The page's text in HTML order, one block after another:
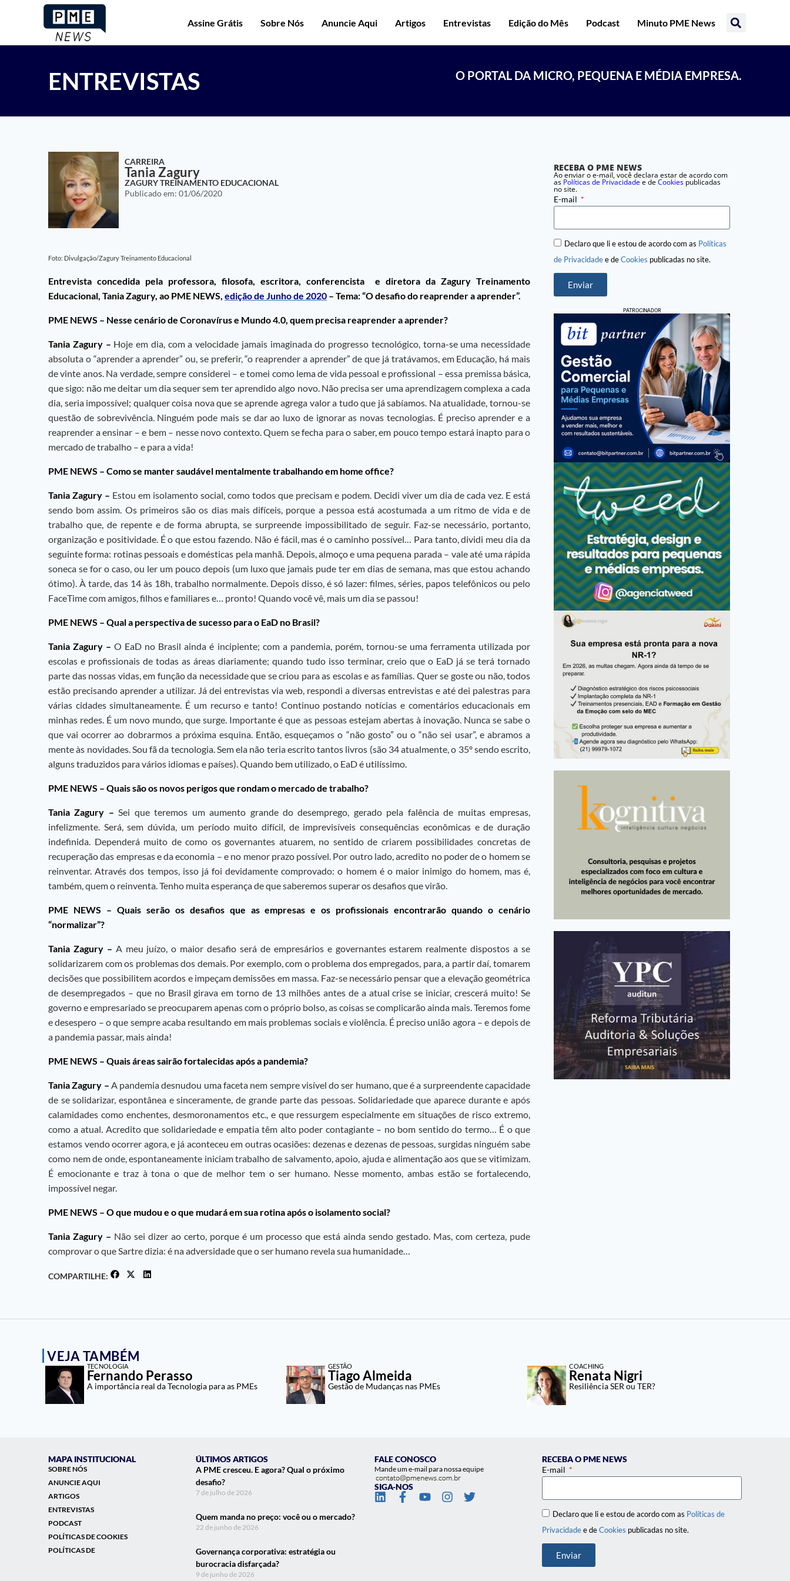
Assine Grátis Sobre Nós Anuncie Aqui Artigos Entrevistas Edição do Mês Podcast Minuto PME News
ENTREVISTAS O PORTAL DA MICRO, PEQUENA E MÉDIA EMPRESA.
CARREIRA
Tania Zagury
ZAGURY TREINAMENTO EDUCACIONAL
Publicado em: 01/06/2020
Foto: Divulgação/Zagury Treinamento Educacional
Entrevista concedida pela professora, filosofa, escritora, conferencista e diretora da Zagury Treinamento
Educacional, Tania Zagury, ao PME NEWS, edição de Junho de 2020 – Tema: “O desafio do reaprender a aprender”.
PME NEWS – Nesse cenário de Coronavírus e Mundo 4.0, quem precisa reaprender a aprender?
Tania Zagury – Hoje em dia, com a velocidade jamais imaginada do progresso tecnológico, torna-se uma necessidade
absoluta o “aprender a aprender” ou, se preferir, “o reaprender a aprender” de que já tratávamos, em Educação, há mais
de vinte anos. Na verdade, sempre considerei – e tomei como lema de vida pessoal e profissional – essa premissa básica,
que sigo: não me deitar um dia sequer sem ter aprendido algo novo. Não precisa ser uma aprendizagem complexa a cada
dia, seria impossível; qualquer coisa nova que se aprende agrega valor a tudo que já sabíamos. Na atualidade, tornou-se
questão de sobrevivência. Ninguém pode mais se dar ao luxo de ignorar as novas tecnologias. É preciso aprender e a
reaprender a ensinar – e bem – nesse novo contexto. Quem se fecha para o saber, em pouco tempo estará inapto para o
mercado de trabalho – e para a vida!
PME NEWS – Como se manter saudável mentalmente trabalhando em home office?
Tania Zagury – Estou em isolamento social, como todos que precisam e podem. Decidi viver um dia de cada vez. E está
sendo bom assim. Os primeiros são os dias mais difíceis, porque a pessoa está acostumada a um ritmo de vida e de
trabalho que, de repente e de forma abrupta, se surpreende impossibilitado de seguir. Faz-se necessário, portanto,
organização e positividade. É o que estou fazendo. Não é fácil, mas é o caminho possível… Para tanto, dividi meu dia da
seguinte forma: rotinas pessoais e domésticas pela manhã. Depois, almoço e uma pequena parada – vale até uma rápida
soneca se for o caso, ou ler um pouco depois (um luxo que jamais pude ter em dias de semana, mas que estou achando
ótimo). À tarde, das 14 às 18h, trabalho normalmente. Depois disso, é só lazer: filmes, séries, papos telefônicos ou pelo
FaceTime com amigos, filhos e familiares e… pronto! Quando você vê, mais um dia se passou!
PME NEWS – Qual a perspectiva de sucesso para o EaD no Brasil?
Tania Zagury –O EaD no Brasil ainda é incipiente; com a pandemia, porém, tornou-se uma ferramenta utilizada por
escolas e profissionais de todas as áreas diariamente; quando tudo isso terminar, creio que o EaD já se terá tornado
parte das nossas vidas, em função da necessidade que se criou para as escolas e as famílias. Quer se goste ou não, todos
estão precisando aprender a utilizar. Já dei entrevistas via web, respondi a diversas entrevistas e até dei palestras para
várias cidades simultaneamente. É um recurso e tanto! Continuo postando notícias e comentários educacionais em
minhas redes. É um novo mundo, que surge. Importante é que as pessoas estejam abertas à inovação. Nunca se sabe o
que vai ocorrer ao dobrarmos a próxima esquina. Então, esqueçamos o “não gosto” ou o “não sei usar”, e abramos a
mente às novidades. Sou fã da tecnologia. Sem ela não teria escrito tantos livros (são 34 atualmente, o 35º sendo escrito,
alguns traduzidos para vários idiomas e países). Quando bem utilizado, o EaD é utilíssimo.
PME NEWS – Quais são os novos perigos que rondam o mercado de trabalho?
Tania Zagury –Sei que teremos um aumento grande do desemprego, gerado pela falência de muitas empresas,
infelizmente. Será, sem dúvida, um período muito difícil, de imprevisíveis consequências econômicas e de duração
indefinida. Dependerá muito de como os governantes atuarem, no sentido de criarem possibilidades concretas de
recuperação das empresas e da economia – e no menor prazo possível. Por outro lado, acredito no poder de o homem se
reinventar. Através dos tempos, isso já foi devidamente comprovado: o homem é o maior inimigo do homem, mas é,
também, quem o reinventa. Tenho muita esperança de que saberemos superar os desafios que virão.
PME NEWS – Quais serão os desafios que as empresas e os profissionais encontrarão quando o cenário
“normalizar”?
Tania Zagury – A meu juízo, o maior desafio será de empresários e governantes estarem realmente dispostos a se
solidarizarem com os problemas dos demais. Por exemplo, com o problema dos empregados, para, a partir daí, tomarem
decisões que possibilitem acordos e impeçam demissões em massa. Faz-se necessário pensar que a elevação geométrica
de desempregados – que no Brasil girava em torno de 13 milhões antes de a atual crise se iniciar, crescerá muito! Se
governo e empresariado se preocuparem apenas com o próprio bolso, as coisas se complicarão ainda mais. Teremos fome
e desespero – o que sempre acaba resultando em mais problemas sociais e violência. É preciso união agora – e depois de
a pandemia passar, mais ainda!
PME NEWS – Quais áreas sairão fortalecidas após a pandemia?
Tania Zagury – A pandemia desnudou uma faceta nem sempre visível do ser humano, que é a surpreendente capacidade
de se solidarizar, espontânea e sinceramente, de grande parte das pessoas. Solidariedade que aparece durante e após
calamidades como enchentes, desmoronamentos etc., e que ressurgem especialmente em situações de risco extremo,
como a atual. Acredito que solidariedade e empatia têm alto poder contagiante – no bom sentido do termo… É o que
estamos vendo ocorrer agora, e já aconteceu em outras ocasiões: dezenas e dezenas de pessoas, surgidas ninguém sabe
como nem de onde, espontaneamente iniciam trabalho de salvamento, apoio, ajuda e alimentação aos que se vitimizam.
É emocionante e traz à tona o que de melhor tem o ser humano. Nesse momento, ambas estão se fortalecendo,
impossível negar.
PME NEWS – O que mudou e o que mudará em sua rotina após o isolamento social?
Tania Zagury – Não sei dizer ao certo, porque é um processo que está ainda sendo gestado. Mas, com certeza, pude
comprovar o que Sartre dizia: é na adversidade que o ser humano revela sua humanidade…
COMPARTILHE:
RECEBA O PME NEWS
Ao enviar o e-mail, você declara estar de acordo com
as Políticas de Privacidadee deCookies publicadas
no site.
E-mail
Declaro que li e estou de acordo com as Políticas
de Privacidadee deCookies publicadas no site.
Enviar
PATROCINADOR
VEJA TAMBÉM
TECNOLOGIA
Fernando Perasso
A importância real da Tecnologia para as PMEs
GESTÃO
Tiago Almeida
Gestão de Mudanças nas PMEs
COACHING
Renata Nigri
Resiliência SER ou TER?
MAPA INSTITUCIONAL
SOBRE NÓS
ANUNCIE AQUI
ARTIGOS
ENTREVISTAS
PODCAST
POLÍTICAS DE COOKIES
POLÍTICAS DE
ÚLTIMOS ARTIGOS
A PME cresceu. E agora? Qual o próximo
desafio?
7 de julho de 2026
Quem manda no preço: você ou o mercado?
22 de junho de 2026
Governança corporativa: estratégia ou
burocracia disfarçada?
9 de junho de 2026
FALE CONOSCO
Mande um e-mail para nossa equipe
SIGA-NOS
RECEBA O PME NEWS
E-mail
Declaro que li e estou de acordo com as Políticas de
Privacidadee deCookies publicadas no site.
Enviar